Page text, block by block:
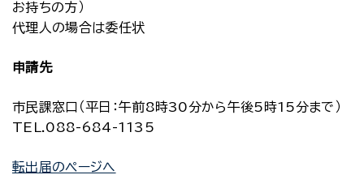
お持ちの方）
代理人の場合は委任状
申請先
市民課窓口（平日：午前8時30分から午後5時15分まで）
TEL.088-684-1135
転出届のページへ